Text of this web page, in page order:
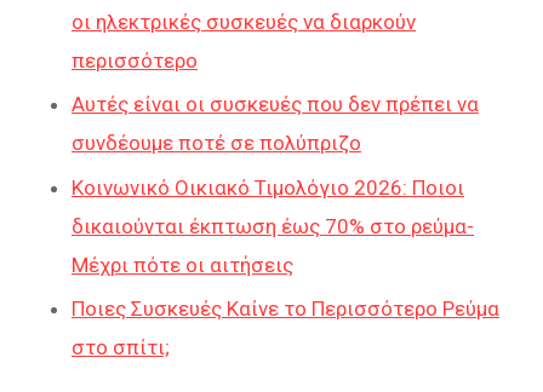
οι ηλεκτρικές συσκευές να διαρκούν
περισσότερο
Αυτές είναι οι συσκευές που δεν πρέπει να
συνδέουμε ποτέ σε πολύπριζο
Κοινωνικό Οικιακό Τιμολόγιο 2026: Ποιοι
δικαιούνται έκπτωση έως 70% στο ρεύμα-
Μέχρι πότε οι αιτήσεις
Ποιες Συσκευές Καίνε το Περισσότερο Ρεύμα
στο σπίτι;